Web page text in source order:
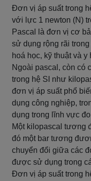
Đơn vị áp suất trong
với lực 1 newton (N)
Pascal là đơn vị cơ
sử dụng rộng rãi
hoá học, kỹ thuật và y
Ngoài pascal, còn có
trong hệ SI như
đơn vị áp suất phổ
dụng công nghiệp,
dụng trong lĩnh vực
Một kilopascal tương
đó một bar tương
chuyển đổi giữa các
được sử dụng trong
Đơn vị áp suất trong